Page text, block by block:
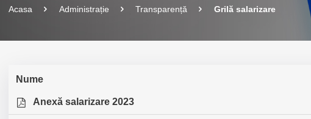
Acasa Administrație Transparență Grilă salarizare
Nume
Anexă salarizare 2023